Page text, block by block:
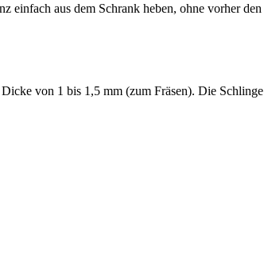
einfach aus dem Schrank heben, ohne vorher den
von 1 bis 1,5 mm (zum Fräsen). Die Schlinge